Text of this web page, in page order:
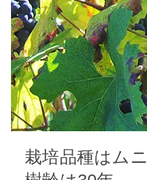
栽培品種はム